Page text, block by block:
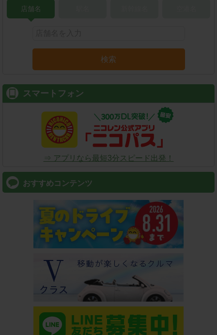
店舗名
検索
スマートフォン
⇒ アプリなら最短3分スピード出発！
おすすめコンテンツ